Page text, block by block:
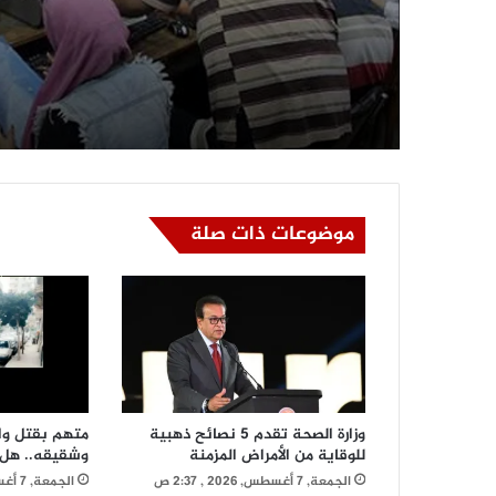
آخر موعد لتسجيل رغبات
الأولى لتنسيق الجامعات 2026
موضوعات ذات صلة
وزارة الصحة تقدم 5 نصائح ذهبية
للوقاية من الأمراض المزمنة
الجمعة, 7 أغسطس, 2026 , 2:37 ص
متهم بقتل
وشقيقه.. هل
الجمعة, 7 أغسطس, 2026 , 2:25 ص